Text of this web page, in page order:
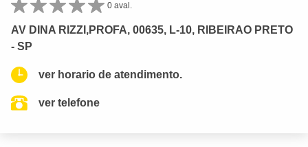
0 aval.
AV DINA RIZZI,PROFA, 00635, L-10, RIBEIRAO PRETO
- SP
ver horario de atendimento.
ver telefone